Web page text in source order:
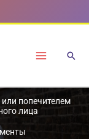
попечителем
лица